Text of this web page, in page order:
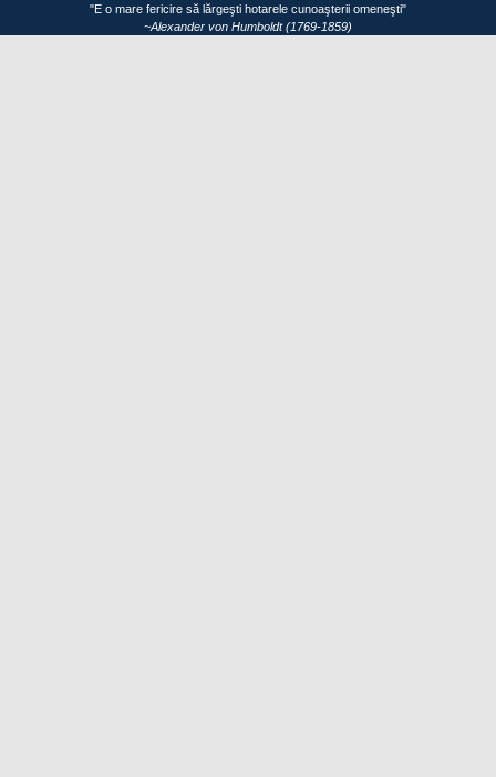
"E o mare fericire să lărgeşti hotarele cunoaşterii omeneşti"
~Alexander von Humboldt (1769-1859)